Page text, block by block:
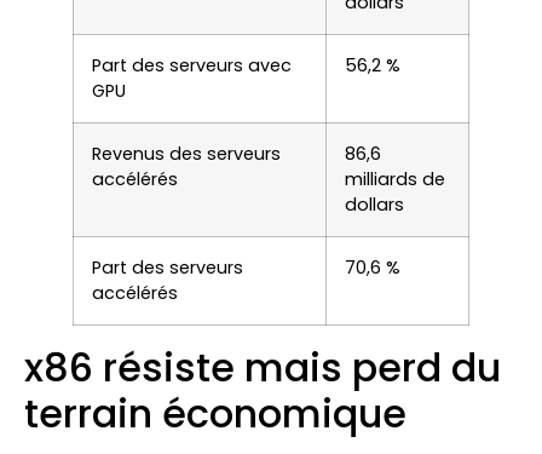
Part des serveurs avec
GPU
56,2 %
Revenus des serveurs
accélérés
86,6
milliards de
dollars
Part des serveurs
accélérés
70,6 %
x86 résiste mais perd du
terrain économique